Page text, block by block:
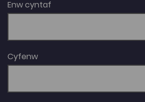
Enw cyntaf
Cyfenw